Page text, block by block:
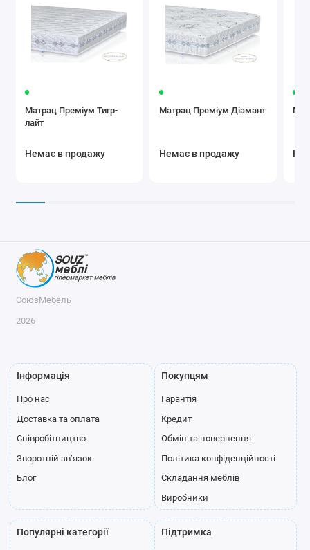
Матрац Преміум Тигр-
лайт
Немає в продажу
Матрац Преміум Діамант
Немає в продажу
СоюзМебель
2026
Інформація
Про нас
Доставка та оплата
Співробітництво
Зворотній зв’язок
Блог
Покупцям
Гарантія
Кредит
Обмін та повернення
Політика конфіденційності
Складання меблів
Виробники
Популярні категорії
Підтримка